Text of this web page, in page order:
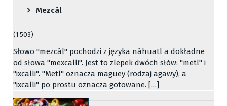
Mezcál
(1 503)
Słowo "mezcál" pochodzi z języka náhuatl a dokładne
od słowa "mexcalli". Jest to zlepek dwóch słów: "metl" i
"ixcalli". "Metl" oznacza maguey (rodzaj agawy), a
"ixcalli" po prostu oznacza gotowane. […]